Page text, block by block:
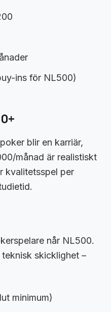
ins för NL500)
blir en karriär,
månad är realistiskt
kvalitetsspel per
når NL500.
skicklighet –
minimum)